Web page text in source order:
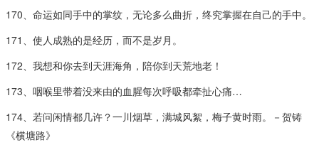
170、命运如同手中的掌纹，无论多么曲折，终究掌握在自己的手中。
171、使人成熟的是经历，而不是岁月。
172、我想和你去到天涯海角，陪你到天荒地老！
173、咽喉里带着没来由的血腥每次呼吸都牵扯心痛…
174、若问闲情都几许？一川烟草，满城风絮，梅子黄时雨。－贺铸
《横塘路》